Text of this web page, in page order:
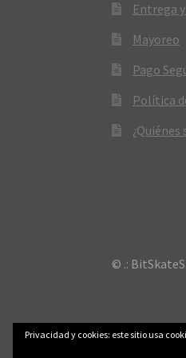
Entrega
Mayoreo
Pago
Política
¿Quiénes
© .:
Privacidad y cookies: este sitio usa